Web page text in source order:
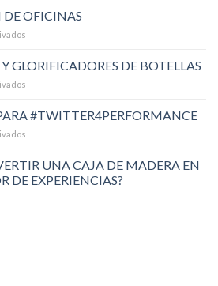
MUNDIAL
UNO
OFICINAS
DE
GLORIFICADORES DE BOTELLAS
#TWITTER4PERFORMANCE
PARAUNA CAJA DE MADERA EN
DE EXPERIENCIAS?